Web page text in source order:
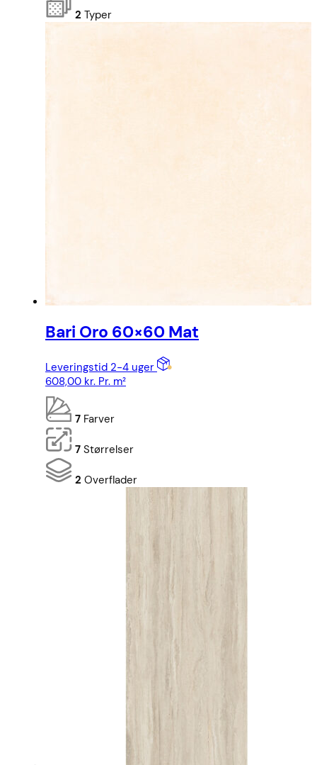
2 Typer
Bari Oro 60×60 Mat
Leveringstid 2-4 uger
608,00 kr. Pr. m²
7 Farver
7 Størrelser
2 Overflader